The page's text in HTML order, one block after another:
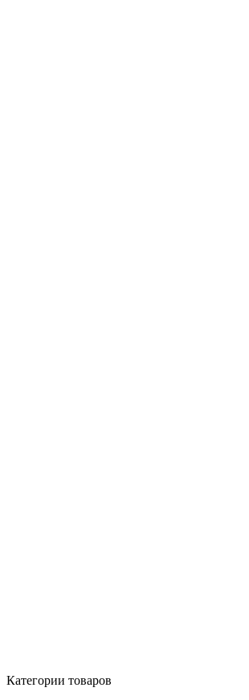
Категории товаров